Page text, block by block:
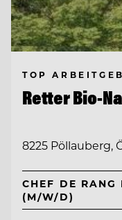
TOP
Retter Bio-
8225 Pöllauberg,
CHEF DE
(M/W/D)